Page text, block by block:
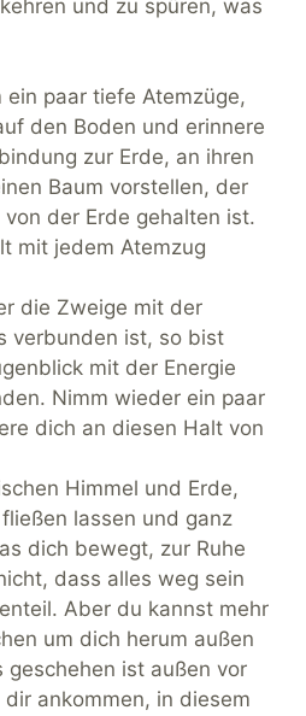
und zu spüren, was
ein paar tiefe Atemzüge,
den Boden und erinnere
zur Erde, an ihren
Baum vorstellen, der
der Erde gehalten ist.
mit jedem Atemzug
die Zweige mit der
verbunden ist, so bist
mit der Energie
Nimm wieder ein paar
dich an diesen Halt von
Himmel und Erde,
lassen und ganz
dich bewegt, zur Ruhe
dass alles weg sein
Aber du kannst mehr
um dich herum außen
geschehen ist außen vor
ankommen, in diesem